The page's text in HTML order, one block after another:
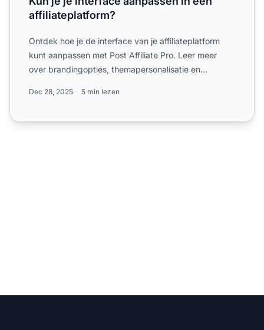
affiliateplatform?
Ontdek hoe je de interface van je affiliateplatform
kunt aanpassen met Post Affiliate Pro. Leer meer
over brandingopties, themapersonalisatie en
Dec 28, 2025 5 min lezen